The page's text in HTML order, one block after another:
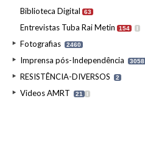
Biblioteca Digital 63
Entrevistas Tuba Rai Metin 154 I
Fotografias 2460
Imprensa pós-Independência 3058
RESISTÊNCIA-DIVERSOS 2
Videos AMRT 21 I